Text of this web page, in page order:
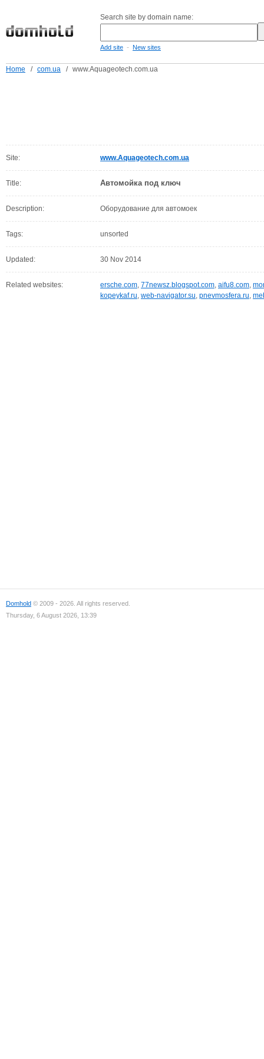
Search site by domain name:
Add site - New sites
Home / com.ua / www.Aquageotech.com.ua
Site: www.Aquageotech.com.ua
Title: Автомойка под ключ
Description: Оборудование для автомоек
Tags: unsorted
Updated: 30 Nov 2014
Related websites: ersche.com, 77newsz.blogspot.com, aifu8.com,
kopeykaf.ru, web-navigator.su, pnevmosfera.ru,
Domhold © 2009 - 2026. All rights reserved.
Thursday, 6 August 2026, 13:39